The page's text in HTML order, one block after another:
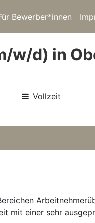
Bewerber*innen
w/d) in
Vollzeit
mit einer sehr